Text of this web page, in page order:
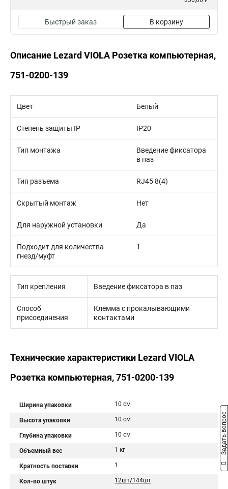
Быстрый заказ В корзину
Описание Lezard VIOLA Розетка компьютерная,
751-0200-139
Цвет Белый
Степень защиты IP IP20
Тип монтажа
Введение фиксатора
в паз
Тип разъема RJ45 8(4)
Скрытый монтаж Нет
Для наружной установки Да
Подходит для количества
гнезд/муфт
1
Тип крепления Введение фиксатора в паз
Способ
присоединения
Клемма с прокалывающими
контактами
Технические характеристики Lezard VIOLA
Розетка компьютерная, 751-0200-139
Ширина упаковки 10 см
Высота упаковки 10 см
Глубина упаковки 10 см
Объемный вес 1 кг
Кратность поставки 1
Кол-во штук 12шт/144шт
Задать вопрос